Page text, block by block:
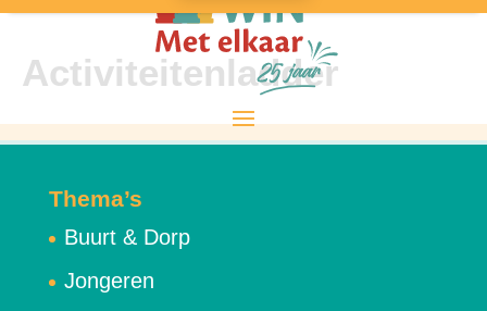
Activiteitenladder
Thema’s
Buurt & Dorp
Jongeren